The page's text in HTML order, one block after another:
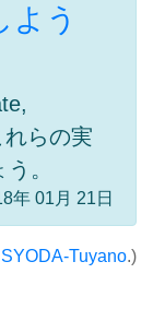
よう
らの実
。
年 01月 21日
SYODA-Tuyano.)